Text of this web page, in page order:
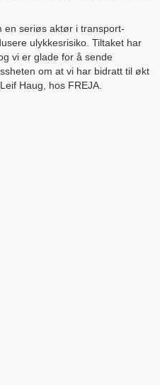
en seriøs aktør i transport-
ulykkesrisiko. Tiltaket har
vi er glade for å sende
om at vi har bidratt til økt
Haug, hos FREJA.